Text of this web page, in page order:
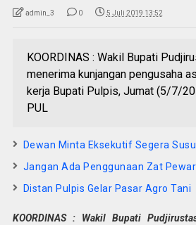
admin_3 0 5 Juli 2019 13:52
KOORDINAS : Wakil Bupati
menerima kunjangan pengusaha
kerja Bupati Pulpis, Jumat (5/7/
PUL
Dewan Minta Eksekutif Segera
Jangan Ada Penggunaan Zat
Distan Pulpis Gelar Pasar Agro Tani
KOORDINAS : Wakil Bupati